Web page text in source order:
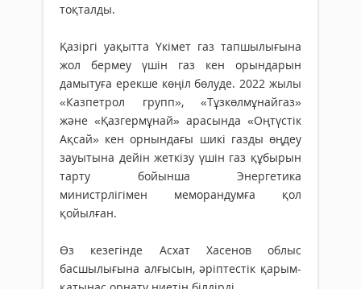
тоқталды.
Қазіргі уақытта Үкімет газ тапшылығына
жол бермеу үшін газ кен орындарын
дамытуға ерекше көңіл бөлуде. 2022 жылы
«Казпетрол групп», «Тұзкөлмұнайгаз»
және «Қазгермұнай» арасында «Оңтүстік
Ақсай» кен орнындағы шикі газды өңдеу
зауытына дейін жеткізу үшін газ құбырын
тарту бойынша Энергетика
министрлігімен меморандумға қол
қойылған.
Өз кезегінде Асхат Хасенов облыс
басшылығына алғысын, әріптестік қарым-